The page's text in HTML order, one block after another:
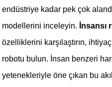
endüstriye kadar pek çok
modellerini inceleyin. İnsansı
özelliklerini karşılaştırın,
robotu bulun. İnsan benzeri
yetenekleriyle öne çıkan bu